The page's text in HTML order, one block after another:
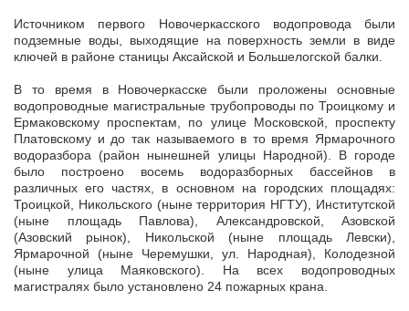
Источником первого Новочеркасского водопровода были
подземные воды, выходящие на поверхность земли в виде
ключей в районе станицы Аксайской и Большелогской балки.
В то время в Новочеркасске были проложены основные
водопроводные магистральные трубопроводы по Троицкому и
Ермаковскому проспектам, по улице Московской, проспекту
Платовскому и до так называемого в то время Ярмарочного
водоразбора (район нынешней улицы Народной). В городе
было построено восемь водоразборных бассейнов в
различных его частях, в основном на городских площадях:
Троицкой, Никольского (ныне территория НГТУ), Институтской
(ныне площадь Павлова), Александровской, Азовской
(Азовский рынок), Никольской (ныне площадь Левски),
Ярмарочной (ныне Черемушки, ул. Народная), Колодезной
(ныне улица Маяковского). На всех водопроводных
магистралях было установлено 24 пожарных крана.